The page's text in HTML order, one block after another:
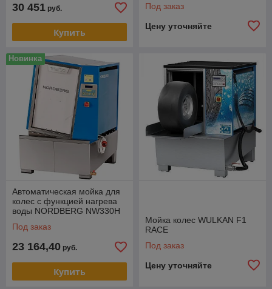
30 451 руб.
Купить
Под заказ
Цену уточняйте
Новинка
Автоматическая мойка для
колес c функцией нагрева
воды NORDBERG NW330H
Под заказ
23 164,40 руб.
Купить
Мойка колес WULKAN F1
RACE
Под заказ
Цену уточняйте